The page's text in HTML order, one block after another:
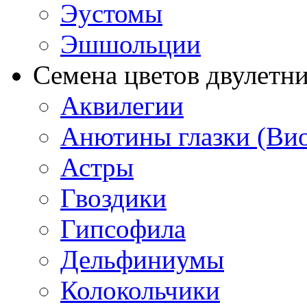
Эустомы
Эшшольции
Семена цветов
Аквилегии
Анютины глазки
Астры
Гвоздики
Гипсофила
Дельфиниумы
Колокольчики